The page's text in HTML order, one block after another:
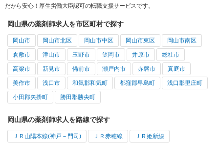
だから安心！厚生労働大臣認可の転職支援サービスです。
岡山県の薬剤師求人を市区町村で探す
岡山市 岡山市北区 岡山市中区 岡山市東区 岡山市南区
倉敷市 津山市 玉野市 笠岡市 井原市 総社市
高梁市 新見市 備前市 瀬戸内市 赤磐市 真庭市
美作市 浅口市 和気郡和気町 都窪郡早島町 浅口郡里庄町
小田郡矢掛町 勝田郡勝央町
岡山県の薬剤師求人を路線で探す
ＪＲ山陽本線(神戸－門司) ＪＲ赤穂線 ＪＲ姫新線